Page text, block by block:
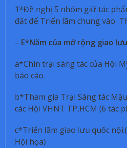
1*Đề nghị 5 nhóm giữ tác
đăt để Triển lãm chung vào
– E*Năm của mở rộng giao
a*Chín trại sáng tác của Hội
báo cáo.
b*Tham gia Trại Sáng tác
các Hội VHNT TP,HCM (6 tác
c*Triển lãm giao lưu quốc
Hội họa)